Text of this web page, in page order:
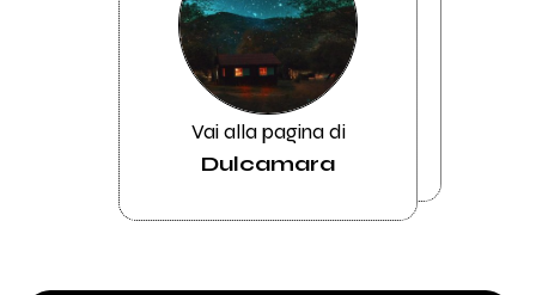
Vai alla pagina di
Dulcamara